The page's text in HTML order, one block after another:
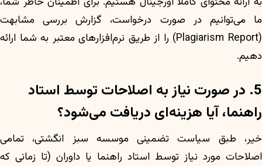
ما می‌توانیم در صورت درخواست، گزارش بررسی مشابهت
(Plagiarism Report) را از طریق نرم‌افزارهای معتبر به شما ارائه
دهیم.
5. در صورت نیاز به اصلاحات توسط استاد
راهنما، آیا هزینه‌ای دریافت می‌شود؟
خیر، طبق سیاست تضمینی موسسه سبز انگشتی، تمامی
اصلاحات مورد نیاز توسط استاد راهنما یا داوران (تا زمانی که